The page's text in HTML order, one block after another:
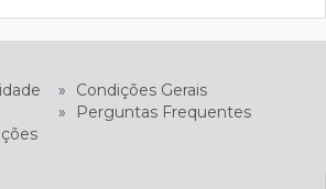
»
Condições Gerais
»
Perguntas Frequentes